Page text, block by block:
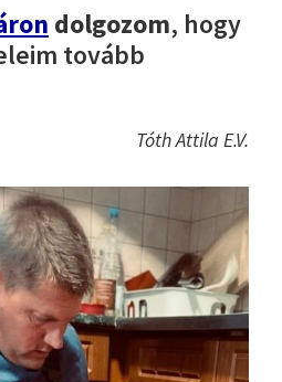
dolgozom, hogy
tovább
Tóth Attila E.V.